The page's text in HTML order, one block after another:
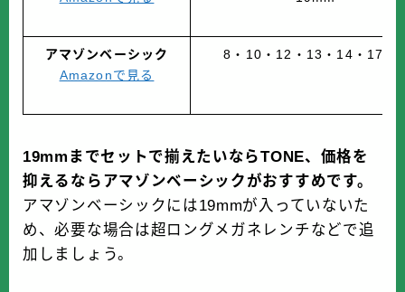
アマゾンベーシック
Amazonで見る
8・10・12・13・14・
19mmまでセットで揃えたいならTONE、価格を
抑えるならアマゾンベーシックがおすすめです。
アマゾンベーシックには19mmが入っていないた
め、必要な場合は超ロングメガネレンチなどで追
加しましょう。